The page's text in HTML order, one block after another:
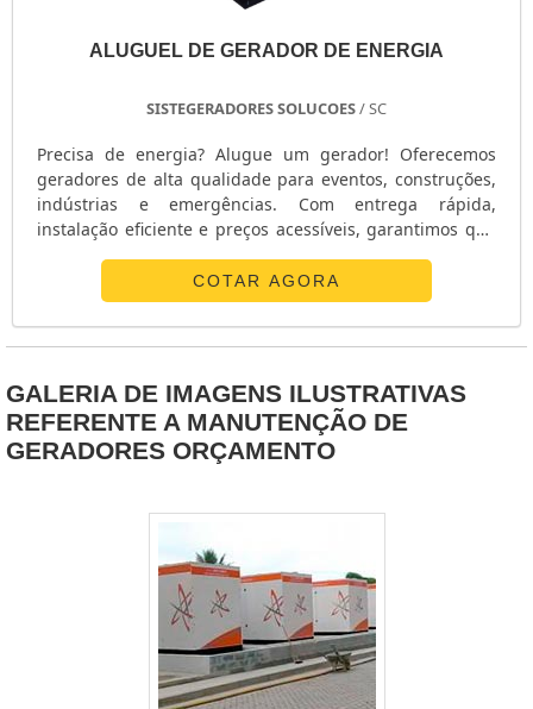
ALUGUEL DE GERADOR DE ENERGIA
SISTEGERADORES SOLUCOES/ SC
Precisa de energia? Alugue um gerador! Oferecemos
geradores de alta qualidade para eventos, construções,
indústrias e emergências. Com entrega rápida,
instalação eficiente e preços acessíveis, garantimos que
gerador com a gente!COTAR AGORA
GALERIA DE IMAGENS ILUSTRATIVAS
REFERENTE A MANUTENÇÃO DE
GERADORES ORÇAMENTO